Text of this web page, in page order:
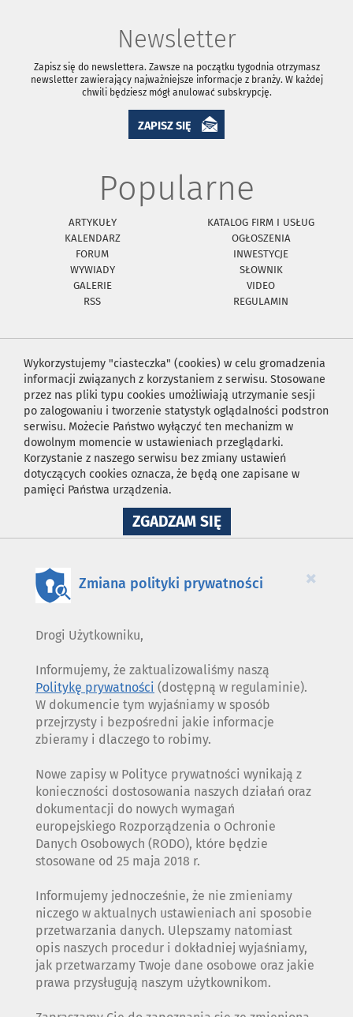
Newsletter
Zapisz się do newslettera. Zawsze na początku tygodnia otrzymasz
newsletter zawierający najważniejsze informacje z branży. W każdej
chwili będziesz mógł anulować subskrypcję.
ZAPISZ SIĘ
Popularne
ARTYKUŁY
KATALOG FIRM I USŁUG
KALENDARZ
OGŁOSZENIA
FORUM
INWESTYCJE
WYWIADY
SŁOWNIK
GALERIE
VIDEO
RSS
REGULAMIN
Wykorzystujemy "ciasteczka" (cookies) w celu gromadzenia
informacji związanych z korzystaniem z serwisu. Stosowane
przez nas pliki typu cookies umożliwiają utrzymanie sesji
po zalogowaniu i tworzenie statystyk oglądalności podstron
serwisu. Możecie Państwo wyłączyć ten mechanizm w
dowolnym momencie w ustawieniach przeglądarki.
Korzystanie z naszego serwisu bez zmiany ustawień
dotyczących cookies oznacza, że będą one zapisane w
pamięci Państwa urządzenia.
ZGADZAM SIĘNA
WYKORZYSTANIE
×
Zmiana polityki prywatności
Drogi Użytkowniku,
Informujemy, że zaktualizowaliśmy naszą
Politykę prywatności (dostępną w regulaminie).
W dokumencie tym wyjaśniamy w sposób
przejrzysty i bezpośredni jakie informacje
zbieramy i dlaczego to robimy.
Nowe zapisy w Polityce prywatności wynikają z
konieczności dostosowania naszych działań oraz
dokumentacji do nowych wymagań
europejskiego Rozporządzenia o Ochronie
Danych Osobowych (RODO), które będzie
stosowane od 25 maja 2018 r.
Informujemy jednocześnie, że nie zmieniamy
niczego w aktualnych ustawieniach ani sposobie
przetwarzania danych. Ulepszamy natomiast
opis naszych procedur i dokładniej wyjaśniamy,
jak przetwarzamy Twoje dane osobowe oraz jakie
prawa przysługują naszym użytkownikom.